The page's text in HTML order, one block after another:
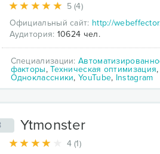
5 (4)
Официальный сайт: http://
Аудитория: 10624 чел.
Специализации:
факторы,Техническая оптимизация,
Одноклассники,YouTube, Instagram
Ytmonster
4 (1)